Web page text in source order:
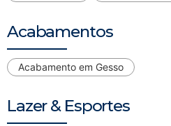
Acabamentos
Acabamento em Gesso
Lazer & Esportes